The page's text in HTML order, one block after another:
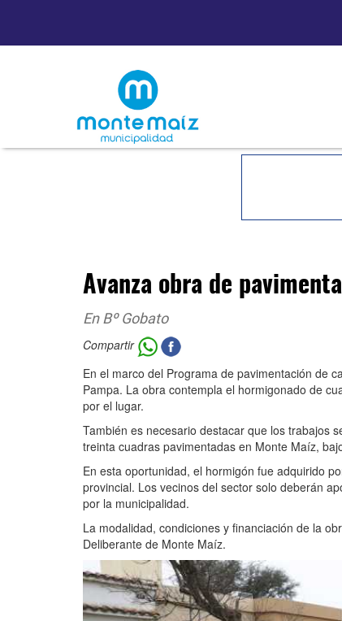
Avanza obra de
En Bº Gobato
Compartir
En el marco del Programa de pavimentación de
Pampa. La obra contempla el hormigonado de
por el lugar.
También es necesario destacar que los trabajos
treinta cuadras pavimentadas en Monte Maíz,
En esta oportunidad, el hormigón fue adquirido
provincial. Los vecinos del sector solo deberán
por la municipalidad.
La modalidad, condiciones y financiación de la
Deliberante de Monte Maíz.